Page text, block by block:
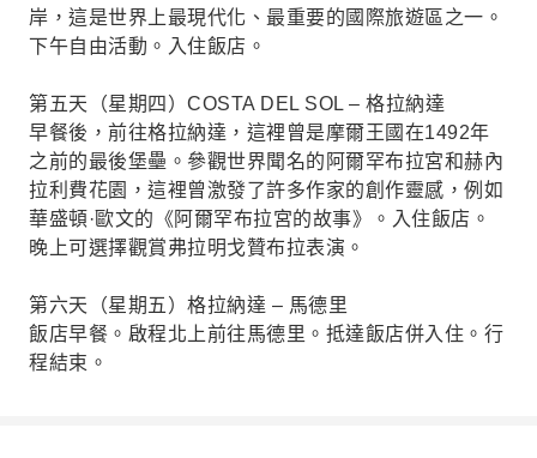
岸，這是世界上最現代化、最重要的國際旅遊區之一。
下午自由活動。入住飯店。
第五天（星期四）COSTA DEL SOL – 格拉納達
早餐後，前往格拉納達，這裡曾是摩爾王國在1492年
之前的最後堡壘。參觀世界聞名的阿爾罕布拉宮和赫內
拉利費花園，這裡曾激發了許多作家的創作靈感，例如
華盛頓·歐文的《阿爾罕布拉宮的故事》。入住飯店。
晚上可選擇觀賞弗拉明戈贊布拉表演。
第六天（星期五）格拉納達 – 馬德里
飯店早餐。啟程北上前往馬德里。抵達飯店併入住。行
程結束。